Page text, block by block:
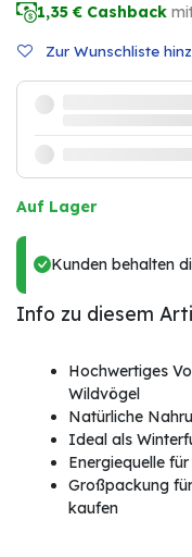
1,35 € Cashback
Zur Wunschliste
Auf Lager
Kunden behalten
Info zu diesem
Hochwertiges
Wildvögel
Natürliche
Ideal als
Energiequelle
Großpackung
kaufen